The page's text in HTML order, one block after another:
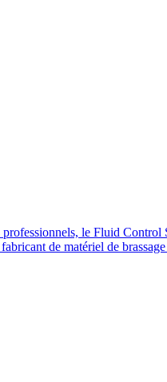
le Fluid
de matériel de